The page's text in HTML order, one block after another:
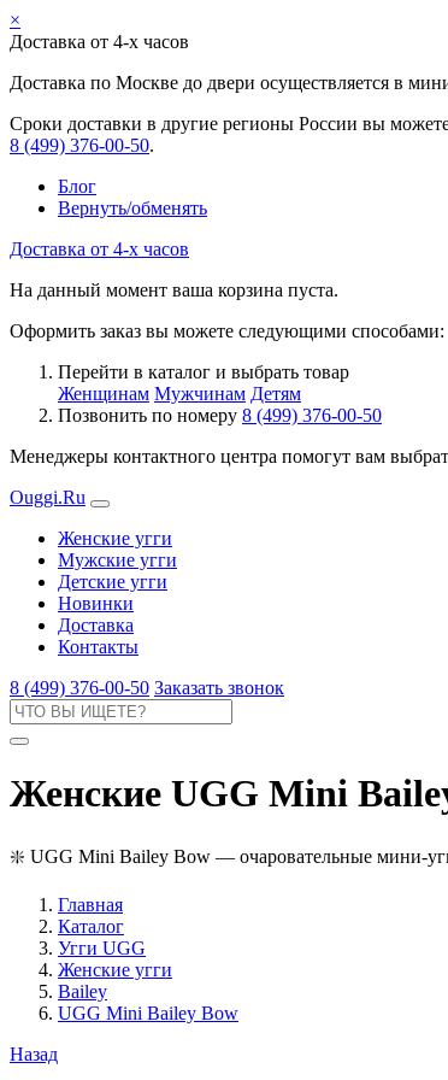
×
Доставка от 4-х часов
Доставка по Москве до двери осуществляется в
Сроки доставки в другие регионы России вы
8 (499) 376-00-50.
Блог
Вернуть/обменять
Доставка от 4-х часов
На данный момент ваша корзина пуста.
Оформить заказ вы можете следующими способами:
Перейти в каталог и выбрать товар
Женщинам Мужчинам Детям
Позвонить по номеру 8 (499) 376-00-50
Менеджеры контактного центра помогут вам
Ouggi.Ru
Женские угги
Мужские угги
Детские угги
Новинки
Доставка
Контакты
8 (499) 376-00-50 Заказать звонок
Женские UGG Mini
❇️ UGG Mini Bailey Bow — очаровательные мини-
Главная
Каталог
Угги UGG
Женские угги
Bailey
UGG Mini Bailey Bow
Назад